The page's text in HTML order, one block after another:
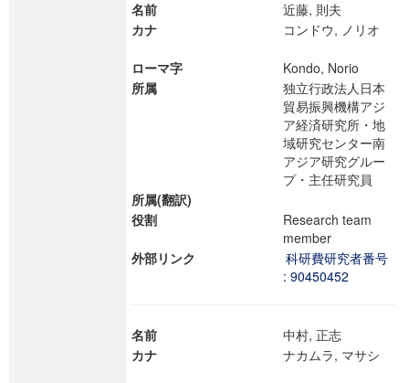
名前
近藤, 則夫
カナ
コンドウ, ノリオ
ローマ字
Kondo, Norio
所属
独立行政法人日本
貿易振興機構アジ
ア経済研究所・地
域研究センター南
アジア研究グルー
プ・主任研究員
所属(翻訳)
役割
Research team
member
外部リンク
科研費研究者番号
: 90450452
名前
中村, 正志
カナ
ナカムラ, マサシ